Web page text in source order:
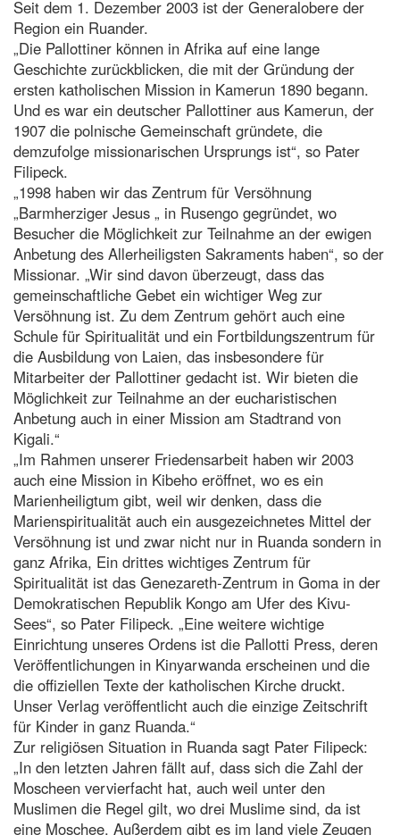
Seit dem 1. Dezember 2003 ist der Generalobere der
Region ein Ruander.
„Die Pallottiner können in Afrika auf eine lange
Geschichte zurückblicken, die mit der Gründung der
ersten katholischen Mission in Kamerun 1890 begann.
Und es war ein deutscher Pallottiner aus Kamerun, der
1907 die polnische Gemeinschaft gründete, die
demzufolge missionarischen Ursprungs ist“, so Pater
Filipeck.
„1998 haben wir das Zentrum für Versöhnung
„Barmherziger Jesus „ in Rusengo gegründet, wo
Besucher die Möglichkeit zur Teilnahme an der ewigen
Anbetung des Allerheiligsten Sakraments haben“, so der
Missionar. „Wir sind davon überzeugt, dass das
gemeinschaftliche Gebet ein wichtiger Weg zur
Versöhnung ist. Zu dem Zentrum gehört auch eine
Schule für Spiritualität und ein Fortbildungszentrum für
die Ausbildung von Laien, das insbesondere für
Mitarbeiter der Pallottiner gedacht ist. Wir bieten die
Möglichkeit zur Teilnahme an der eucharistischen
Anbetung auch in einer Mission am Stadtrand von
Kigali.“
„Im Rahmen unserer Friedensarbeit haben wir 2003
auch eine Mission in Kibeho eröffnet, wo es ein
Marienheiligtum gibt, weil wir denken, dass die
Marienspiritualität auch ein ausgezeichnetes Mittel der
Versöhnung ist und zwar nicht nur in Ruanda sondern in
ganz Afrika, Ein drittes wichtiges Zentrum für
Spiritualität ist das Genezareth-Zentrum in Goma in der
Demokratischen Republik Kongo am Ufer des Kivu-
Sees“, so Pater Filipeck. „Eine weitere wichtige
Einrichtung unseres Ordens ist die Pallotti Press, deren
Veröffentlichungen in Kinyarwanda erscheinen und die
die offiziellen Texte der katholischen Kirche druckt.
Unser Verlag veröffentlicht auch die einzige Zeitschrift
für Kinder in ganz Ruanda.“
Zur religiösen Situation in Ruanda sagt Pater Filipeck:
„In den letzten Jahren fällt auf, dass sich die Zahl der
Moscheen vervierfacht hat, auch weil unter den
Muslimen die Regel gilt, wo drei Muslime sind, da ist
eine Moschee. Außerdem gibt es im land viele Zeugen